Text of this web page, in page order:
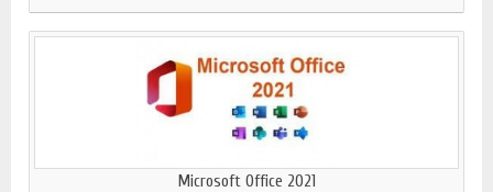
Microsoft Office 2021